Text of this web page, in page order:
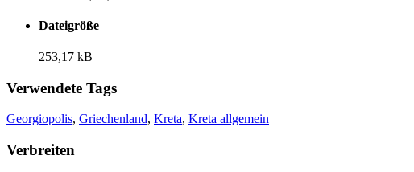
Dateigröße
253,17 kB
Verwendete Tags
Georgiopolis, Griechenland, Kreta, Kreta allgemein
Verbreiten